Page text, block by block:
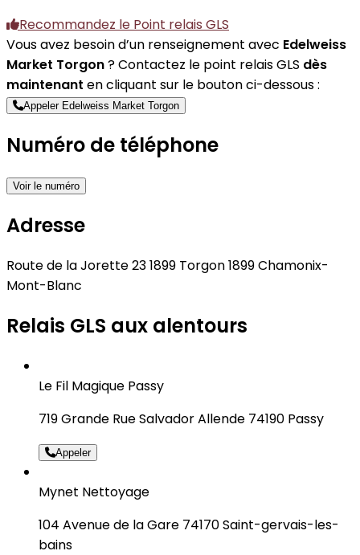
Recommandez le Point relais GLS
Vous avez besoin d’un renseignement avec Edelweiss
Market Torgon? Contactez le point relais GLS dès
maintenant en cliquant sur le bouton ci-dessous :
Appeler Edelweiss Market Torgon
Numéro de téléphone
Voir le numéro
Adresse
Route de la Jorette 23 1899 Torgon 1899 Chamonix-
Mont-Blanc
Relais GLS aux alentours
Le Fil Magique Passy
719 Grande Rue Salvador Allende 74190 Passy
Appeler
Mynet Nettoyage
104 Avenue de la Gare 74170 Saint-gervais-les-
bains